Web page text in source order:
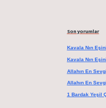
Son yorumlar
Kavala Nın
Kavala Nın
Allahın En
Allahın En
1 Bardak Yeşil